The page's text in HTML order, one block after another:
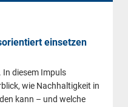
einsetzen
In diesem Impuls
wie Nachhaltigkeit in
kann – und welche